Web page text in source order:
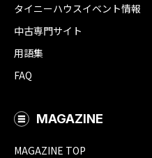
タイニーハウスイベント情報
中古専門サイト
用語集
FAQ
MAGAZINE
MAGAZINE TOP